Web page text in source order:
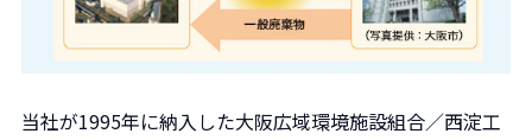
当社が1995年に納入した大阪広域環境施設組合／西淀工